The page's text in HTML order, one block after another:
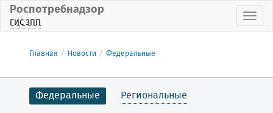
Роспотребнадзор
ГИС ЗПП
Главная Новости Федеральные
Федеральные Региональные